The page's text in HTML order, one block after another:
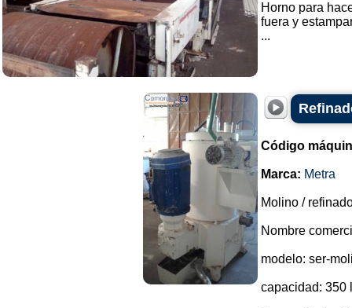
Horno para
fuera y
...
Código
Marca: Metra
Molino /
Nombre
modelo: ser-
capacidad: 350